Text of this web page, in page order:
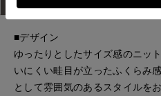
■デザイン
ゆったりとしたサイズ感のニッ
いにくい畦目が立ったふくらみ
として雰囲気のあるスタイルを